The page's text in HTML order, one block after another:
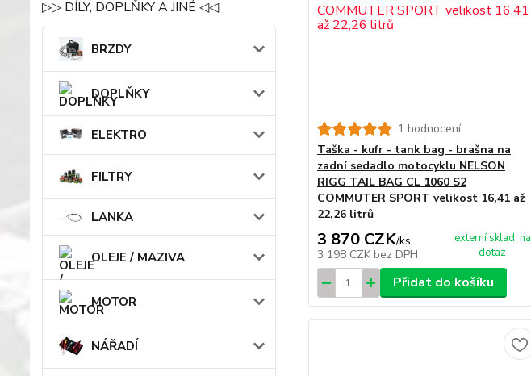
▷▷ DÍLY, DOPLŇKY A JINÉ ◁◁
BRZDY
DOPLŇKY
ELEKTRO
FILTRY
LANKA
OLEJE / MAZIVA
MOTOR
NÁŘADÍ
1 hodnocení
Taška - kufr - tank bag - brašna na
zadní sedadlo motocyklu NELSON
RIGG TAIL BAG CL 1060 S2
COMMUTER SPORT velikost 16,41 až
22,26 litrů
3 870 CZK/ks
3 198 CZK bez DPH
externí sklad, na
dotaz
Přidat do košíku